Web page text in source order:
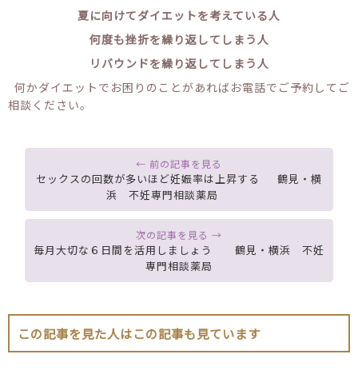
夏に向けてダイエットを考えている人
何度も挫折を繰り返してしまう人
リバウンドを繰り返してしまう人
何かダイエットでお困りのことがあればお電話でご予約してご
相談ください。
セックスの回数が多いほど妊娠率は上昇する 鶴見・横
浜 不妊専門相談薬局
毎月大切な６日間を活用しましょう 鶴見・横浜 不妊
専門相談薬局
この記事を見た人はこの記事も見ています